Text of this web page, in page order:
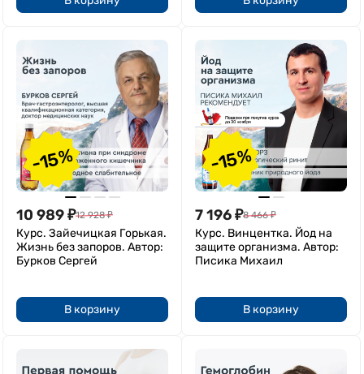
-15%
10 989₽12 928 ₽
Курс. Зайечицкая Горькая.
Жизнь без запоров. Автор:
Бурков Сергей
В корзину
-15%
7 196₽8 466 ₽
Курс. Винцентка. Йод на
защите организма. Автор:
Писика Михаил
В корзину